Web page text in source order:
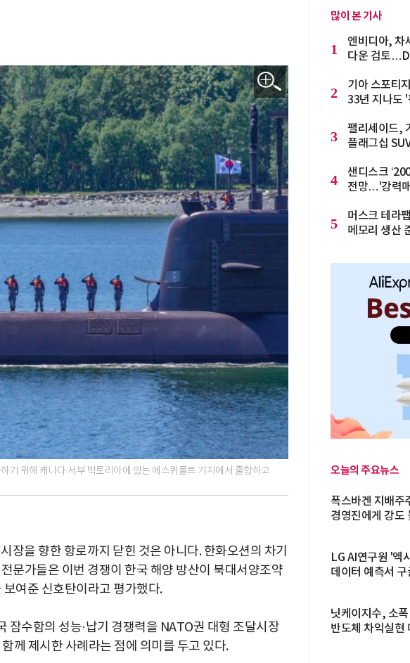
기 위해 캐나다 서부 빅토리아에 있는 에스퀴몰트 기지에서 출항하고
장을 향한 항로까지 닫힌 것은 아니다. 한화오션의 차기
문가들은 이번 경쟁이 한국 해양 방산이 북대서양조약
여준 신호탄이라고 평가했다.
잠수함의 성능·납기 경쟁력을 NATO권 대형 조달시장
께 제시한 사례라는 점에 의미를 두고 있다.
많이 본 기사
1
엔비디아, 차
다운 검토…D
2
기아 스포티
33년 지나도
3
팰리세이드,
플래그십
4
샌디스크
전망…'강력
5
머스크 테라
메모리 생산
오늘의 주요뉴스
폭스바겐 지배주
경영진에게 강도
LG AI연구원 '엑
데이터 예측서 구
닛케이지수, 소
반도체 차익실현